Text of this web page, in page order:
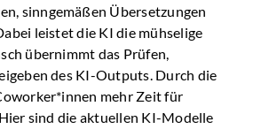
sinngemäßen Übersetzungen
leistet die KI die mühselige
übernimmt das Prüfen,
des KI-Outputs. Durch die
mehr Zeit für
sind die aktuellen KI-Modelle